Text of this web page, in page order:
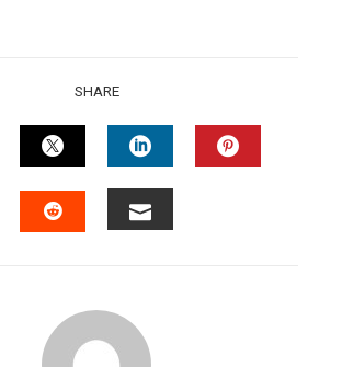
SHARE
TWITTERLINKEDIN